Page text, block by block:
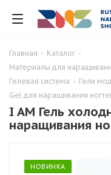
Главная - Каталог -
Материалы для
Гелевая система - Гели
Gel для наращивания
I AM Гель
наращивания
НОВИНКА